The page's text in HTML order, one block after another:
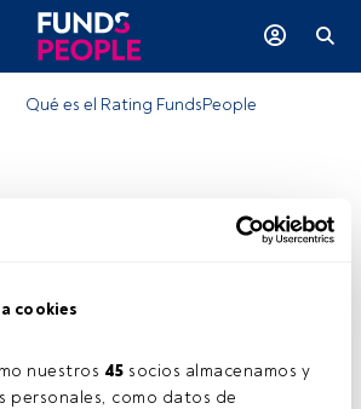
cookies
nuestros 45 socios almacenamos y
personales, como datos de
Qué es el Rating FundsPeople